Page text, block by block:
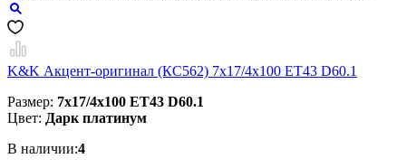
K&K Акцент-оригинал (КС562) 7x17/4x100 ET43 D60.1
Размер: 7x17/4x100 ET43 D60.1
Цвет: Дарк платинум
В наличии:4